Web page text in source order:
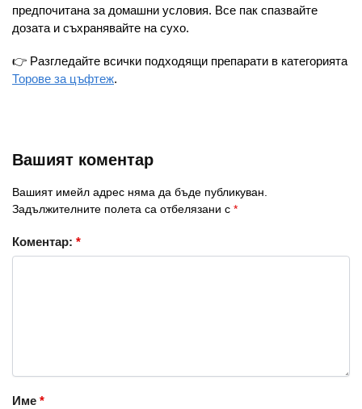
предпочитана за домашни условия. Все пак спазвайте
дозата и съхранявайте на сухо.
👉 Разгледайте всички подходящи препарати в категорията
Торове за цъфтеж.
Вашият коментар
Вашият имейл адрес няма да бъде публикуван.
Задължителните полета са отбелязани с *
Коментар: *
Име *